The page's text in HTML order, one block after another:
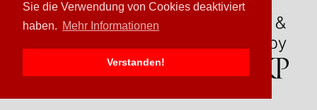
Sie die Verwendung von Cookies deaktiviert
haben. Mehr Informationen
Verstanden!